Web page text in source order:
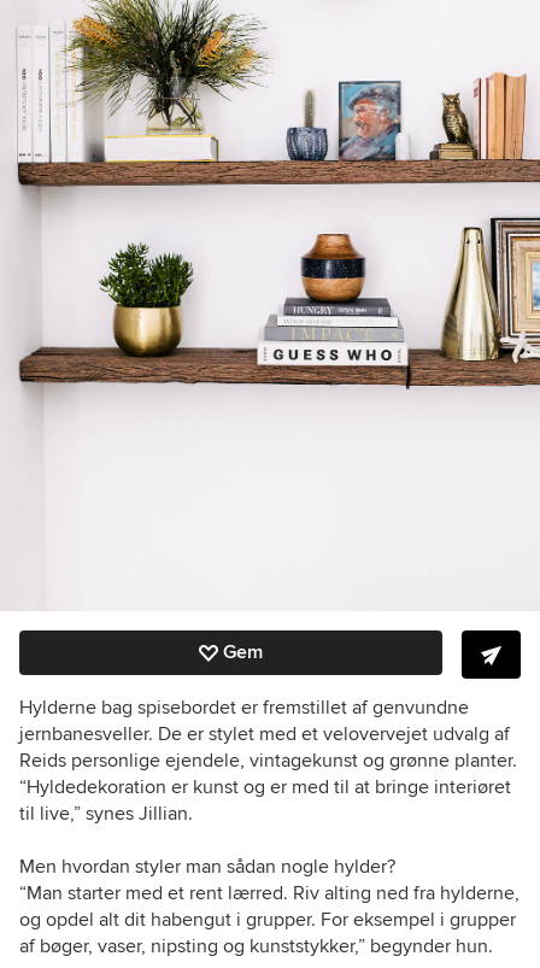
Gem
Hylderne bag spisebordet er fremstillet af genvundne
jernbanesveller. De er stylet med et velovervejet udvalg af
Reids personlige ejendele, vintagekunst og grønne planter.
“Hyldedekoration er kunst og er med til at bringe interiøret
til live,” synes Jillian.
Men hvordan styler man sådan nogle hylder?
“Man starter med et rent lærred. Riv alting ned fra hylderne,
og opdel alt dit habengut i grupper. For eksempel i grupper
af bøger, vaser, nipsting og kunststykker,” begynder hun.